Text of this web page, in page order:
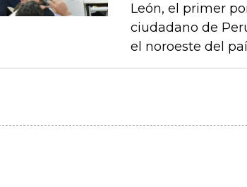
León, el primer
ciudadano de
el noroeste del